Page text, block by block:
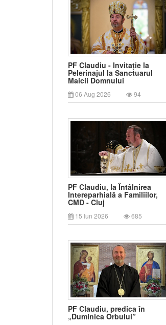
PF Claudiu - Invitație la
Pelerinajul la Sanctuarul
Maicii Domnului
06 Aug 2026 94
PF Claudiu, la Întâlnirea
Intereparhială a Familiilor,
CMD - Cluj
15 Iun 2026 685
PF Claudiu, predica în
„Duminica Orbului”